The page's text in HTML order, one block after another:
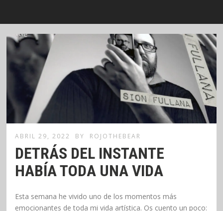
ABRIL 29, 2022 BY ROJOTHEBEAR
DETRÁS DEL INSTANTE
HABÍA TODA UNA VIDA
Esta semana he vivido uno de los momentos más
emocionantes de toda mi vida artística. Os cuento un poco: